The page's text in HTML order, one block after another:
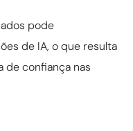
pode
de IA, o que resulta
de confiança nas